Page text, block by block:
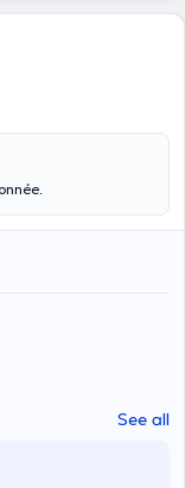
See all